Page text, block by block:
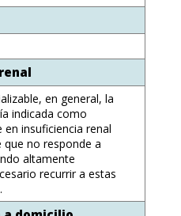
en general, la
indicada como
insuficiencia renal
que no responde a
altamente
recurrir a estas